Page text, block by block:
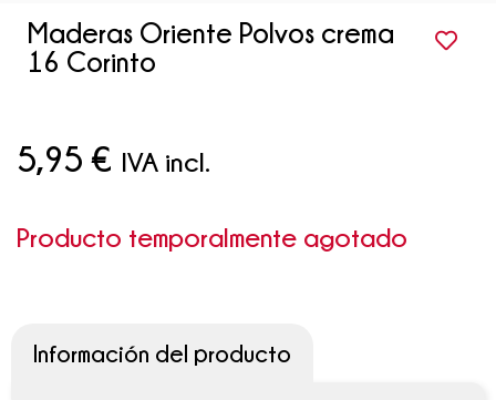
Maderas Oriente Polvos crema
16 Corinto
5,95€ IVA incl.
Producto temporalmente agotado
Información del producto